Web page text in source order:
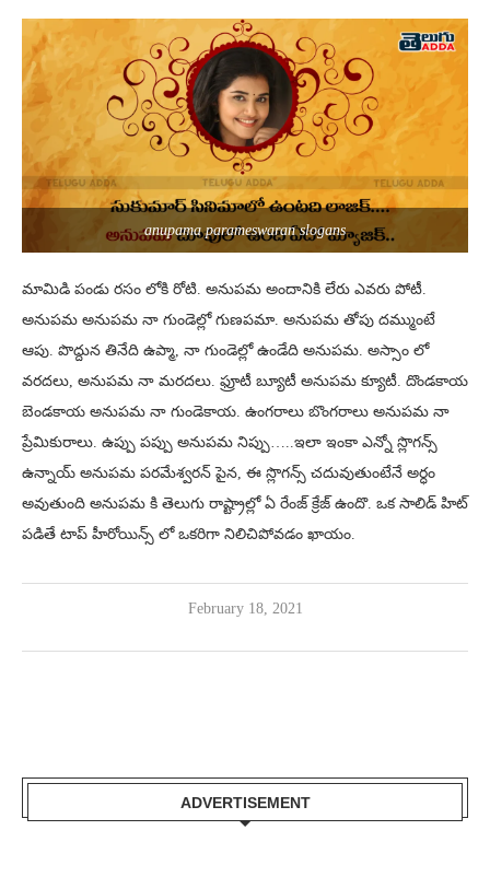
anupama parameswaran slogans
మామిడి పండు రసం లోకి రోటి. అనుపమ అందానికి లేరు ఎవరు పోటీ.
అనుపమ అనుపమ నా గుండెల్లో గుణపమా. అనుపమ తోపు దమ్ముంటే
ఆపు. పొద్దున తినేది ఉప్మా, నా గుండెల్లో ఉండేది అనుపమ. అస్సాం లో
వరదలు, అనుపమ నా మరదలు. ఫ్రూటీ బ్యూటీ అనుపమ క్యూటీ. దొండకాయ
బెండకాయ అనుపమ నా గుండెకాయ. ఉంగరాలు బొంగరాలు అనుపమ నా
ప్రేమికురాలు. ఉప్పు పప్పు అనుపమ నిప్పు…..ఇలా ఇంకా ఎన్నో స్లొగన్స్
ఉన్నాయ్ అనుపమ పరమేశ్వరన్ పైన, ఈ స్లొగన్స్ చదువుతుంటేనే అర్ధం
అవుతుంది అనుపమ కి తెలుగు రాష్ట్రాల్లో ఏ రేంజ్ క్రేజ్ ఉందొ. ఒక సాలిడ్ హిట్
పడితే టాప్ హీరోయిన్స్ లో ఒకరిగా నిలిచిపోవడం ఖాయం.
February 18, 2021
ADVERTISEMENT